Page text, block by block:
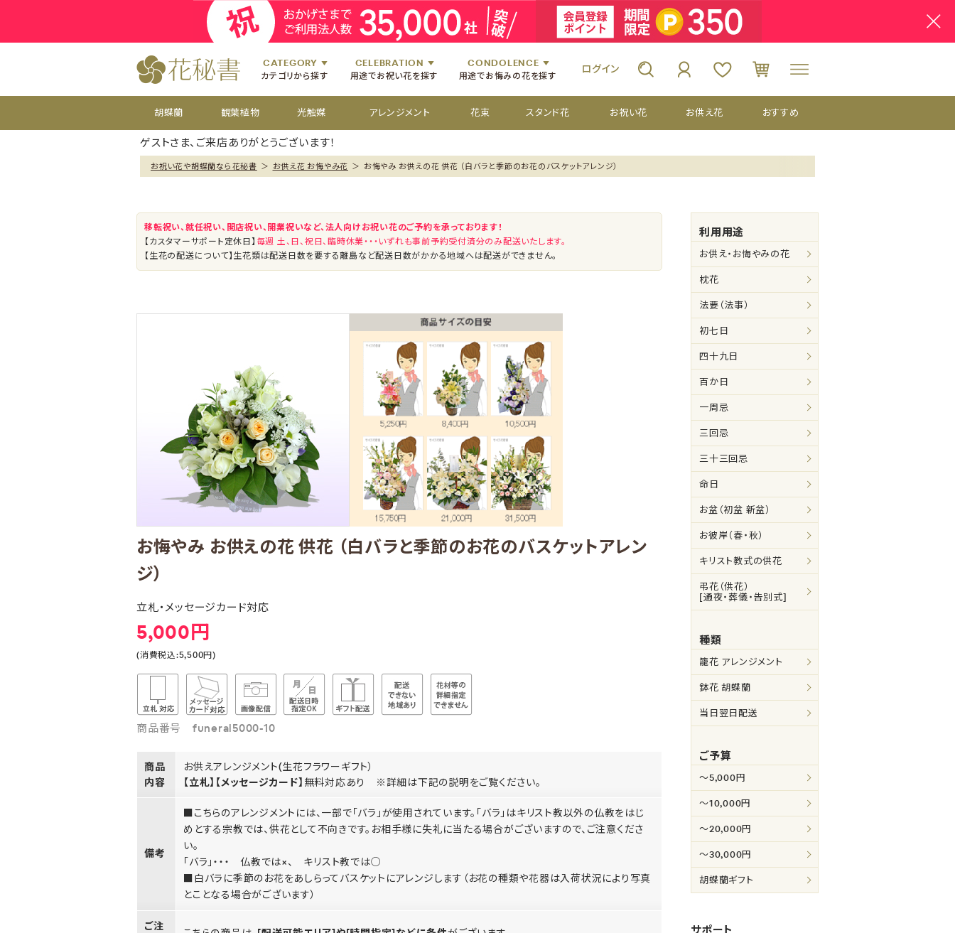
CATEGORY
カテゴリから探す
お祝い花
お供え花
おすすめ
CELEBRATION
用途でお祝い花を探す
開店祝いのお花
開設祝いのお花
楽屋見舞いのお花
個展・展覧会のお花
CONDOLENCE
用途でお悔みの花を探す
四十九日のお供え花
百か日のお供え花
お彼岸のお供え花
供花[通夜・葬儀・告別式]
ログイン
胡蝶蘭 観葉植物 光触媒 アレンジメント 花束 スタンド花 お祝い花 お供え花 おすすめ
ゲストさま、ご来店ありがとうございます！
お祝い花や胡蝶蘭なら花秘書 ＞ お供え花 お悔やみ花 ＞ お悔やみ お供えの花 供花 （白バラと季節のお花のバスケットアレンジ）
移転祝い、就任祝い、開店祝い、開業祝いなど、法人向けお祝い花のご予約を承っております！
【カスタマーサポート定休日】 毎週 土、日、祝日、臨時休業・・・いずれも事前予約受付済分のみ配送いたします。
【生花の配送について】生花類は配送日数を要する離島など配送日数がかかる地域へは配送ができません。
お悔やみ お供えの花 供花 （白バラと季節のお花のバスケットアレン
ジ）
立札・メッセージカード対応
5,000円
(消費税込:5,500円)
商品番号 funeral5000-10
商品
内容
お供えアレンジメント(生花フラワーギフト）
【立札】【メッセージカード】 無料対応あり ※詳細は下記の説明をご覧ください。
備考
■こちらのアレンジメントには、一部で「バラ」が使用されています。「バラ」はキリスト教以外の仏教をはじ
めとする宗教では、供花として不向きです。お相手様に失礼に当たる場合がございますので、ご注意くださ
い。
「バラ」・・・ 仏教では×、 キリスト教では○
■白バラに季節のお花をあしらってバスケットにアレンジします（お花の種類や花器は入荷状況により写真
とことなる場合がございます）
ご注
利用用途
お供え・お悔やみの花
枕花
法要（法事）
初七日
四十九日
百か日
一周忌
三回忌
三十三回忌
命日
お盆（初盆 新盆）
お彼岸（春・秋）
キリスト教式の供花
弔花（供花）
[通夜・葬儀・告別式]
種類
籠花 アレンジメント
鉢花 胡蝶蘭
当日翌日配送
ご予算
～5,000円
～10,000円
～20,000円
～30,000円
胡蝶蘭ギフト
サポート